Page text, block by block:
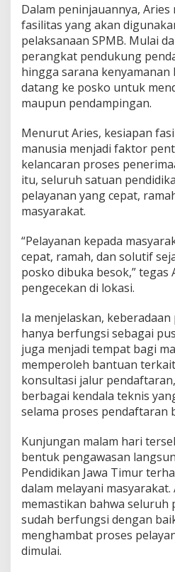
i
k
a
n
P
e
l
a
y
n
a
n
S
i
a
a
k
s
i
m
l
Dalam peninjauannya,
fasilitas yang akan
pelaksanaan SPMB. Mulai
perangkat pendukung
hingga sarana
datang ke posko untuk
maupun pendampingan.
Menurut Aries, kesiapan
manusia menjadi faktor
kelancaran proses
itu, seluruh satuan
pelayanan yang cepat,
masyarakat.
“Pelayanan kepada
cepat, ramah, dan solutif
posko dibuka besok,” tegas
pengecekan di lokasi.
Ia menjelaskan,
hanya berfungsi sebagai
juga menjadi tempat bagi
memperoleh bantuan
konsultasi jalur
berbagai kendala teknis
selama proses pendaftaran
Kunjungan malam hari
bentuk pengawasan
Pendidikan Jawa Timur
dalam melayani
memastikan bahwa
sudah berfungsi dengan
menghambat proses
dimulai.